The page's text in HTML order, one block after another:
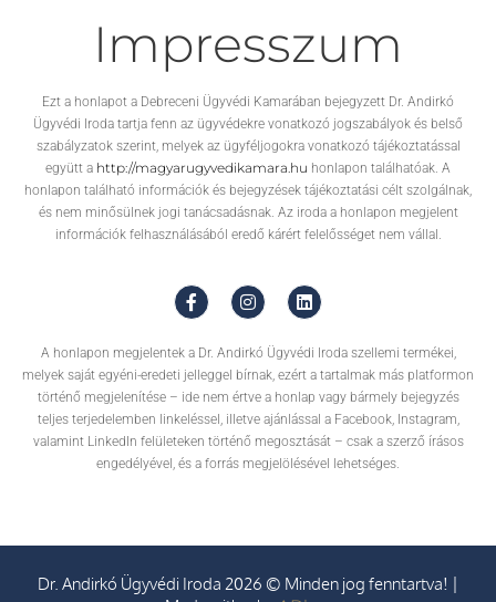
Impresszum
Ezt a honlapot a Debreceni Ügyvédi Kamarában bejegyzett Dr. Andirkó
Ügyvédi Iroda tartja fenn az ügyvédekre vonatkozó jogszabályok és belső
szabályzatok szerint, melyek az ügyféljogokra vonatkozó tájékoztatással
együtt a http://magyarugyvedikamara.hu honlapon találhatóak. A
honlapon található információk és bejegyzések tájékoztatási célt szolgálnak,
és nem minősülnek jogi tanácsadásnak. Az iroda a honlapon megjelent
információk felhasználásából eredő kárért felelősséget nem vállal.
A honlapon megjelentek a Dr. Andirkó Ügyvédi Iroda szellemi termékei,
melyek saját egyéni-eredeti jelleggel bírnak, ezért a tartalmak más platformon
történő megjelenítése – ide nem értve a honlap vagy bármely bejegyzés
teljes terjedelemben linkeléssel, illetve ajánlással a Facebook, Instagram,
valamint LinkedIn felületeken történő megosztását – csak a szerző írásos
engedélyével, és a forrás megjelölésével lehetséges.
Dr. Andirkó Ügyvédi Iroda 2026 © Minden jog fenntartva! |